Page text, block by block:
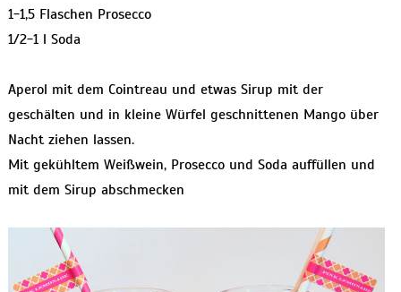
1-1,5 Flaschen Prosecco
1/2-1 l Soda
Aperol mit dem Cointreau und etwas Sirup mit der
geschälten und in kleine Würfel geschnittenen Mango über
Nacht ziehen lassen.
Mit gekühltem Weißwein, Prosecco und Soda auffüllen und
mit dem Sirup abschmecken